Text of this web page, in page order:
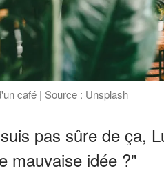
café | Source : Unsplash
pas sûre de ça,
mauvaise idée ?"